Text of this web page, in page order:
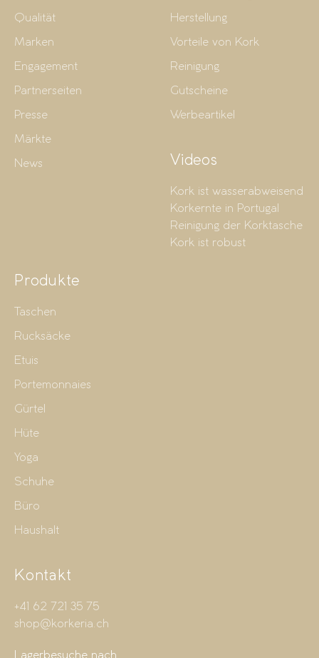
Qualität
Marken
Engagement
Partnerseiten
Presse
Märkte
News
Herstellung
Vorteile von Kork
Reinigung
Gutscheine
Werbeartikel
Videos
Kork ist wasserabweisend
Korkernte in Portugal
Reinigung der Korktasche
Kork ist robust
Produkte
Taschen
Rucksäcke
Etuis
Portemonnaies
Gürtel
Hüte
Yoga
Schuhe
Büro
Haushalt
Kontakt
+41 62 721 35 75
shop@korkeria.ch
Lagerbesuche nach